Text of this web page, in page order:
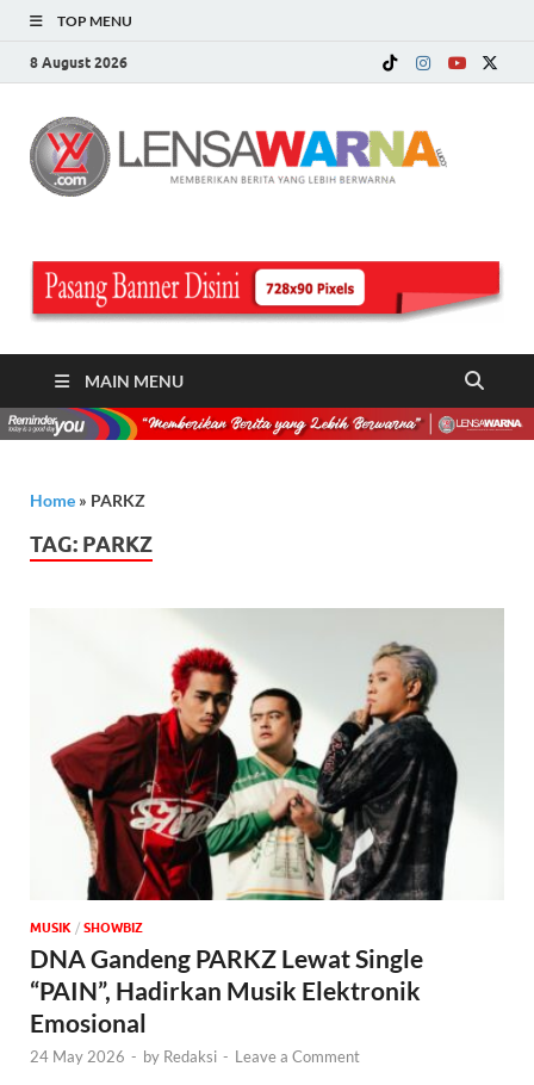
TOP MENU
8 August 2026
MAIN MENU
Home » PARKZ
TAG: PARKZ
MUSIK / ‎SHOWBIZ
DNA Gandeng PARKZ Lewat Single
“PAIN”, Hadirkan Musik Elektronik
Emosional
24 May 2026 - by Redaksi - Leave a Comment